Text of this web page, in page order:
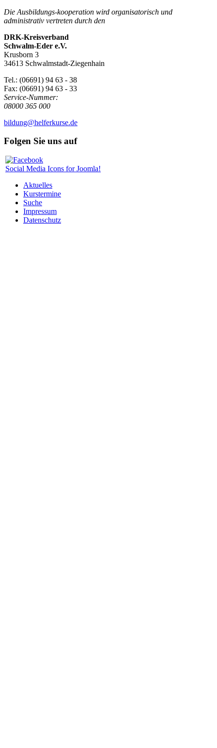
Die Ausbildungs-kooperation wird organisatorisch und
administrativ vertreten durch den
DRK-Kreisverband
Schwalm-Eder e.V.
Krusborn 3
34613 Schwalmstadt-Ziegenhain
Tel.: (06691) 94 63 - 38
Fax: (06691) 94 63 - 33
Service-Nummer:
08000 365 000
bildung@helferkurse.de
Folgen Sie uns auf
Social Media Icons for Joomla!
Aktuelles
Kurstermine
Suche
Impressum
Datenschutz